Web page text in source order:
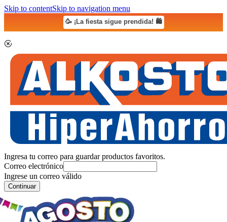
Skip to contentSkip to navigation menu
🥳 ¡La fiesta sigue prendida! 🛍️
Ingresa tu correo para guardar productos favoritos.
Correo electrónico
Ingrese un correo válido
Continuar